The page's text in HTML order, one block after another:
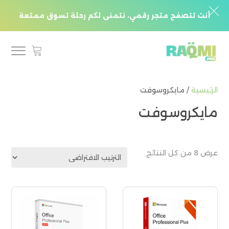
أنت تتصفح متجر رقمي، نتمنى لكم رحلة تسوق ممتعة
الرئيسية/ مايكروسوفت
مايكروسوفت
عرض ⁦8⁩ من كل النتائج